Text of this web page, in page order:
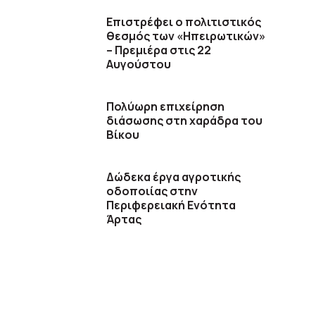
Επιστρέφει ο πολιτιστικός
θεσμός των «Ηπειρωτικών»
– Πρεμιέρα στις 22
Αυγούστου
Πολύωρη επιχείρηση
διάσωσης στη χαράδρα του
Βίκου
Δώδεκα έργα αγροτικής
οδοποιίας στην
Περιφερειακή Ενότητα
Άρτας